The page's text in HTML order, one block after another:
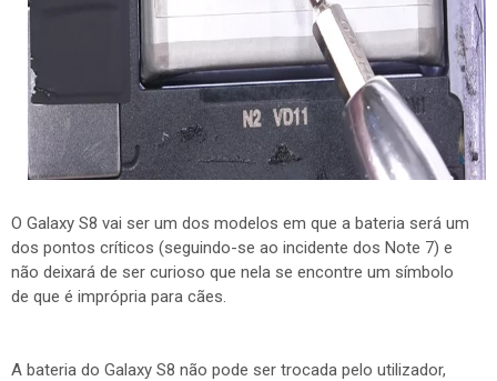
O Galaxy S8 vai ser um dos modelos em que a bateria será um
dos pontos críticos (seguindo-se ao incidente dos Note 7) e
não deixará de ser curioso que nela se encontre um símbolo
de que é imprópria para cães.
A bateria do Galaxy S8 não pode ser trocada pelo utilizador,